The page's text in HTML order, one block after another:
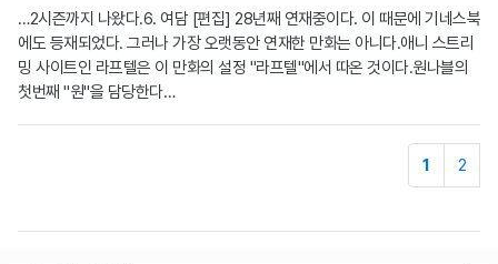
…2시즌까지 나왔다.6. 여담 [편집] 28년째 연재중이다. 이 때문에 기네스북
에도 등재되었다. 그러나 가장 오랫동안 연재한 만화는 아니다.애니 스트리
밍 사이트인 라프텔은 이 만화의 설정 "라프텔"에서 따온 것이다.원나블의
첫번째 "원"을 담당한다…
1 2